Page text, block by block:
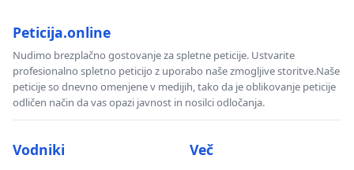
Peticija.online
Nudimo brezplačno gostovanje za spletne peticije. Ustvarite
profesionalno spletno peticijo z uporabo naše zmogljive storitve.Naše
peticije so dnevno omenjene v medijih, tako da je oblikovanje peticije
odličen način da vas opazi javnost in nosilci odločanja.
Vodniki Več